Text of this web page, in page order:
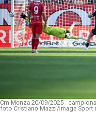
Cm Monza 20/09/2025 -
foto Cristiano Mazzi/Image Sport